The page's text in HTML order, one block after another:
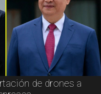
de drones a